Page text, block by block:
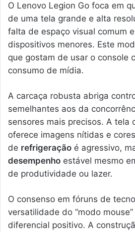
O Lenovo Legion Go foca em
de uma tela grande e alta
falta de espaço visual comum
dispositivos menores. Este
que gostam de usar o console
consumo de mídia.
A carcaça robusta abriga
semelhantes aos da
sensores mais precisos. A tela
oferece imagens nítidas e
de refrigeração é agressivo,
desempenho estável mesmo
de produtividade ou lazer.
O consenso em fóruns de
versatilidade do “modo
diferencial positivo. A